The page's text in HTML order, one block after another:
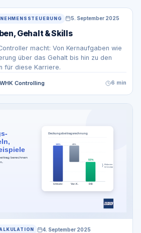
5. September 2025
Gehalt & Skills
macht: Von Kernaufgaben wie
über das Gehalt bis hin zu den
für diese Karriere.
Controlling 6 min
4. September 2025